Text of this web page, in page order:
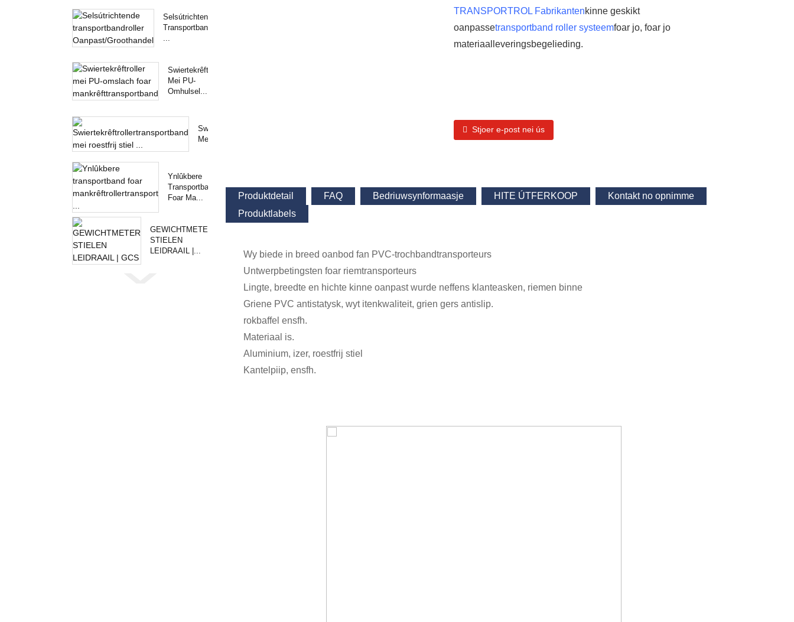
Selsútrichtende
Transportbandrol
Swiertekrêftroller
Mei PU-
Omhulsel...
Swiertekrêftrollertransportband
Mei ...
Ynlûkbere
Transportband
Foar Ma...
GEWICHTMETER
STIELEN
LEIDRAAIL |...
TRANSPORTROL Fabrikantenkinne geskikt
oanpassetransportband roller systeemfoar jo, foar jo
materiaalleveringsbegelieding.
Stjoer e-post nei ús
Produktdetail FAQ Bedriuwsynformaasje HITE ÚTFERKOOP
Kontakt no opnimme
Produktlabels
Wy biede in breed oanbod fan PVC-trochbandtransporteurs
Untwerpbetingsten foar riemtransporteurs
Lingte, breedte en hichte kinne oanpast wurde neffens klanteasken, riemen binne
Griene PVC antistatysk, wyt itenkwaliteit, grien gers antislip.
rokbaffel ensfh.
Materiaal is.
Aluminium, izer, roestfrij stiel
Kantelpiip, ensfh.